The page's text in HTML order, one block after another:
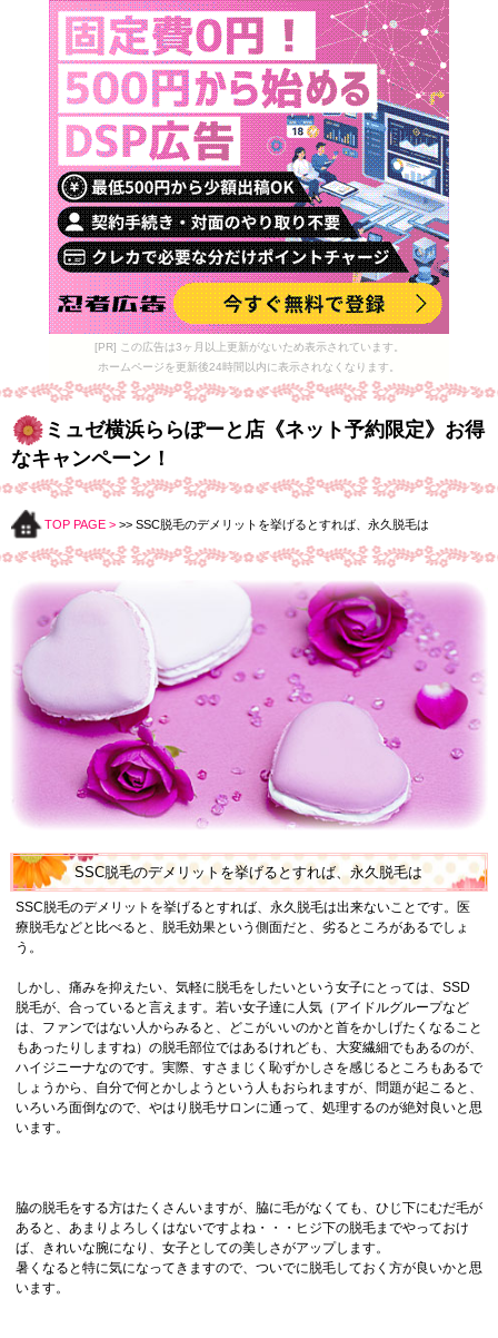
[PR] この広告は3ヶ月以上更新がないため表示されています。
ホームページを更新後24時間以内に表示されなくなります。
ミュゼ横浜ららぽーと店《ネット予約限定》お得
なキャンペーン！
TOP PAGE > >> SSC脱毛のデメリットを挙げるとすれば、永久脱毛は
SSC脱毛のデメリットを挙げるとすれば、永久脱毛は
SSC脱毛のデメリットを挙げるとすれば、永久脱毛は出来ないことです。医
療脱毛などと比べると、脱毛効果という側面だと、劣るところがあるでしょ
う。
しかし、痛みを抑えたい、気軽に脱毛をしたいという女子にとっては、SSD
脱毛が、合っていると言えます。若い女子達に人気（アイドルグループなど
は、ファンではない人からみると、どこがいいのかと首をかしげたくなること
もあったりしますね）の脱毛部位ではあるけれども、大変繊細でもあるのが、
ハイジニーナなのです。実際、すさまじく恥ずかしさを感じるところもあるで
しょうから、自分で何とかしようという人もおられますが、問題が起こると、
いろいろ面倒なので、やはり脱毛サロンに通って、処理するのが絶対良いと思
います。
脇の脱毛をする方はたくさんいますが、脇に毛がなくても、ひじ下にむだ毛が
あると、あまりよろしくはないですよね・・・ヒジ下の脱毛までやっておけ
ば、きれいな腕になり、女子としての美しさがアップします。
暑くなると特に気になってきますので、ついでに脱毛しておく方が良いかと思
います。